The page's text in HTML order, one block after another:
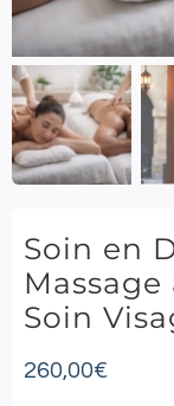
Soin en
Soin
260,00€